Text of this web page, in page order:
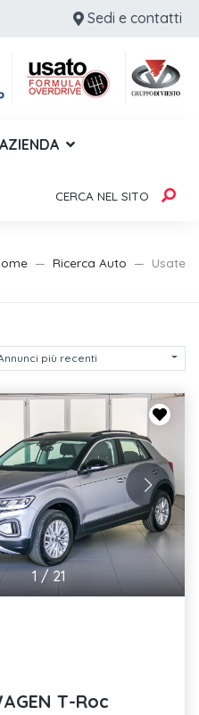
Sedi e contatti
AZIENDA
CERCA NEL SITO
Ricerca Auto Usate
più recenti
1 / 21
T-Roc